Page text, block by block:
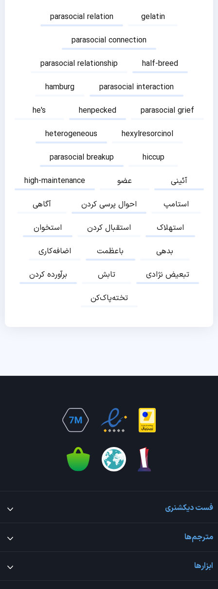
parasocial relation
gelatin
parasocial connection
parasocial relationship
half-breed
hamburg
parasocial interaction
he's
henpecked
parasocial grief
heterogeneous
hexylresorcinol
parasocial breakup
hiccup
high-maintenance
عضو
آئینی
آگاهی
احوال پرسی کردن
استامپ
استخوان
استقبال کردن
استهلاک
اضافه‌کاری
باعظمت
بدهی
برآورده کردن
تابش
تبعیض نژادی
تخته‌پاک‌کن
فست دیکشنری
مترجم‌ها
ابزارها